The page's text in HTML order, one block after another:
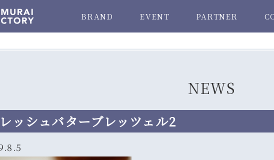
BRAND EVENT PARTNER
NEWS
ッシュバターブレッツェル2